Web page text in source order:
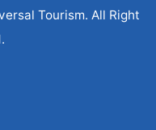
Tourism. All Right